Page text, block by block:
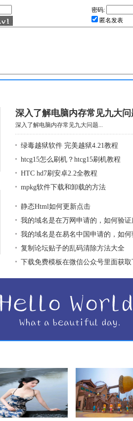
密码:
匿名发表
深入了解电脑内存常见九大问
深入了解电脑内存常见九大问题...
绿毒越狱软件 完美越狱4.21教程
htcg15怎么刷机？htcg15刷机教程
HTC hd7刷安卓2.2全教程
mpkg软件下载和卸载的方法
静态Html如何更新点击
我的域名是在万网申请的，如何验
我的域名是在易名中国申请的，如
复制论坛贴子的乱码清除方法大全
下载免费模板在微信公众号里面获